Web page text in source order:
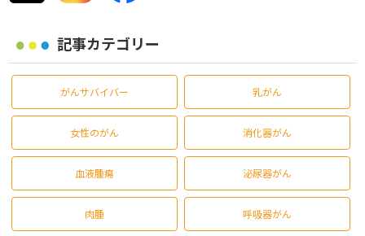
記事カテゴリー
がんサバイバー 乳がん
女性のがん 消化器がん
血液腫瘍 泌尿器がん
肉腫 呼吸器がん